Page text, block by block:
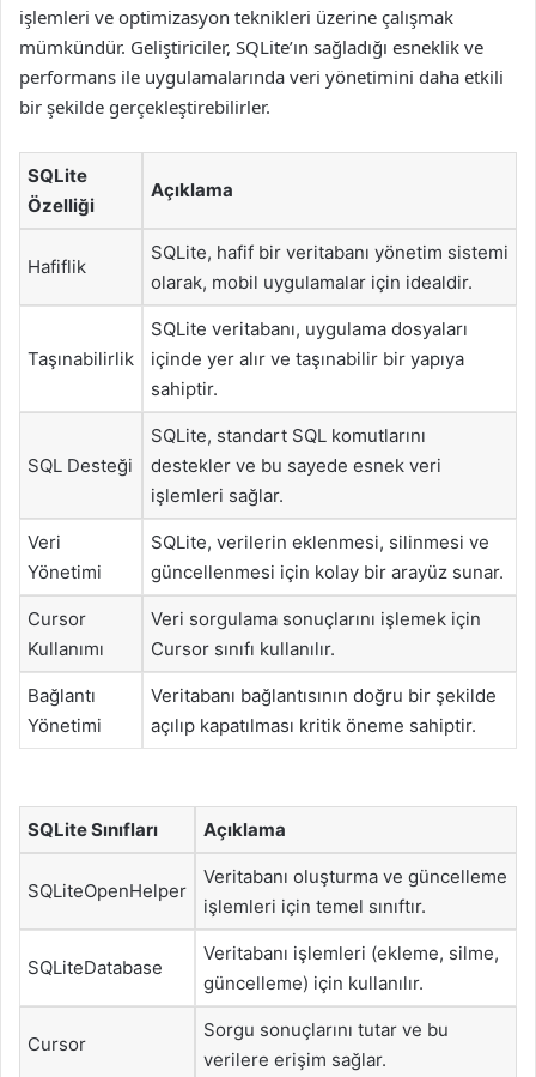
işlemleri ve optimizasyon teknikleri üzerine çalışmak
mümkündür. Geliştiriciler, SQLite’ın sağladığı esneklik ve
performans ile uygulamalarında veri yönetimini daha etkili
bir şekilde gerçekleştirebilirler.
SQLite
Özelliği
Açıklama
Hafiflik
SQLite, hafif bir veritabanı yönetim sistemi
olarak, mobil uygulamalar için idealdir.
Taşınabilirlik
SQLite veritabanı, uygulama dosyaları
içinde yer alır ve taşınabilir bir yapıya
sahiptir.
SQL Desteği
SQLite, standart SQL komutlarını
destekler ve bu sayede esnek veri
işlemleri sağlar.
Veri
Yönetimi
SQLite, verilerin eklenmesi, silinmesi ve
güncellenmesi için kolay bir arayüz sunar.
Cursor
Kullanımı
Veri sorgulama sonuçlarını işlemek için
Cursor sınıfı kullanılır.
Bağlantı
Yönetimi
Veritabanı bağlantısının doğru bir şekilde
açılıp kapatılması kritik öneme sahiptir.
SQLite Sınıfları Açıklama
SQLiteOpenHelper
Veritabanı oluşturma ve güncelleme
işlemleri için temel sınıftır.
SQLiteDatabase
Veritabanı işlemleri (ekleme, silme,
güncelleme) için kullanılır.
Cursor
Sorgu sonuçlarını tutar ve bu
verilere erişim sağlar.